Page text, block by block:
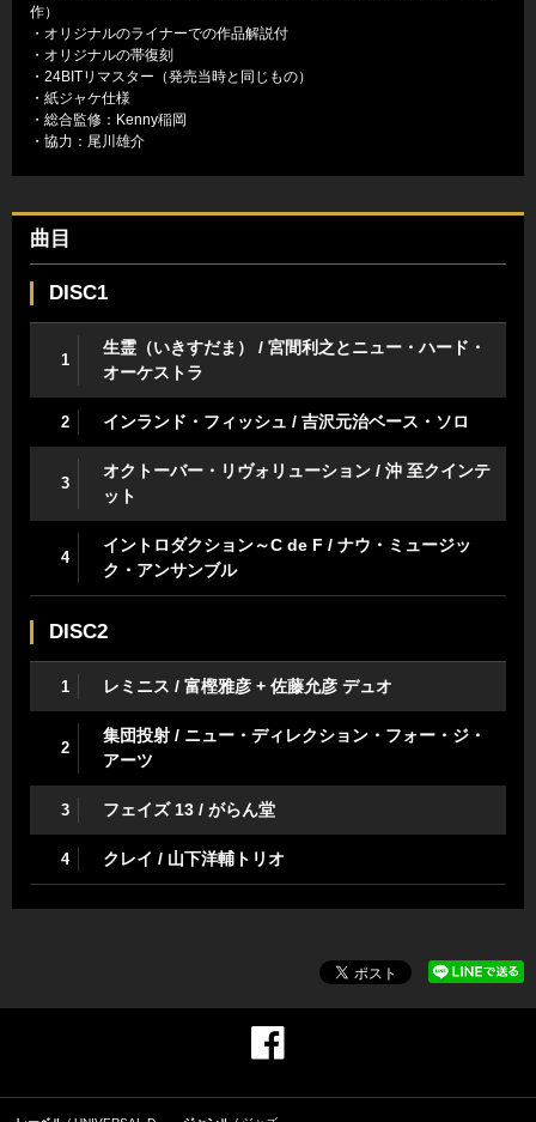
作）
・オリジナルのライナーでの作品解説付
・オリジナルの帯復刻
・24BITリマスター（発売当時と同じもの）
・紙ジャケ仕様
・総合監修：Kenny稲岡
・協力：尾川雄介
曲目
DISC1
1
生霊（いきすだま） / 宮間利之とニュー・ハード・
オーケストラ
2 インランド・フィッシュ / 吉沢元治ベース・ソロ
3
オクトーバー・リヴォリューション / 沖 至クインテ
ット
4
イントロダクション～C de F / ナウ・ミュージッ
ク・アンサンブル
DISC2
1 レミニス / 富樫雅彦 + 佐藤允彦 デュオ
2
集団投射 / ニュー・ディレクション・フォー・ジ・
アーツ
3 フェイズ 13 / がらん堂
4 クレイ / 山下洋輔トリオ